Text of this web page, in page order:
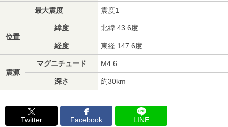
最大震度 震度1
位置
緯度 北緯 43.6度
経度 東経 147.6度
震源
マグニチュード M4.6
深さ 約30km
Twitter Facebook LINE